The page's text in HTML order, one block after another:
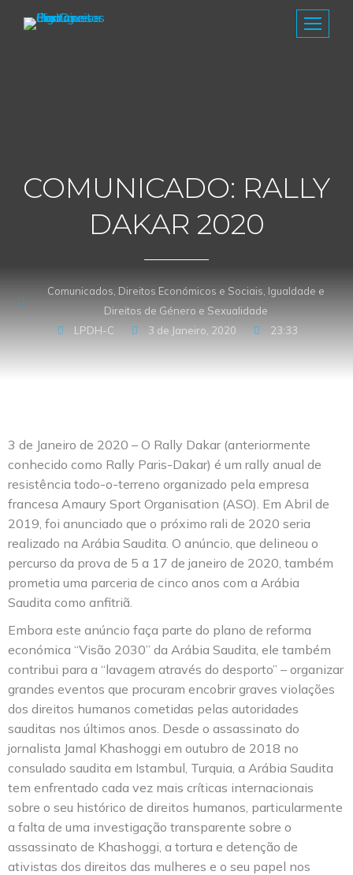
COMUNICADO: RALLY
DAKAR 2020
Comunicados Direitos Económicos e Sociais Igualdade e
Direitos de Género e Sexualidade
LPDH-C
3 de Janeiro, 2020 23:33
3 de Janeiro de 2020 – O Rally Dakar (anteriormente
conhecido como Rally Paris-Dakar) é um rally anual de
resistência todo-o-terreno organizado pela empresa
francesa Amaury Sport Organisation (ASO). Em Abril de
2019, foi anunciado que o próximo rali de 2020 seria
realizado na Arábia Saudita. O anúncio, que delineou o
percurso da prova de 5 a 17 de janeiro de 2020, também
prometia uma parceria de cinco anos com a Arábia
Saudita como anfitriã.
Embora este anúncio faça parte do plano de reforma
económica “Visão 2030” da Arábia Saudita, ele também
contribui para a “lavagem através do desporto” – organizar
grandes eventos que procuram encobrir graves violações
dos direitos humanos cometidas pelas autoridades
sauditas nos últimos anos. Desde o assassinato do
jornalista Jamal Khashoggi em outubro de 2018 no
consulado saudita em Istambul, Turquia, a Arábia Saudita
tem enfrentado cada vez mais críticas internacionais
sobre o seu histórico de direitos humanos, particularmente
a falta de uma investigação transparente sobre o
assassinato de Khashoggi, a tortura e detenção de
ativistas dos direitos das mulheres e o seu papel nos